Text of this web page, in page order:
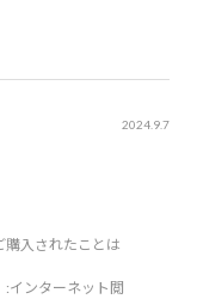
2024.9.7
入されたことは
:インターネット閲